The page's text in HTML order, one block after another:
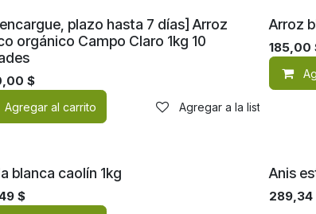
plazo hasta 7 días] Arroz
orgánico Campo Claro 1kg 10
$
Agregar al carrito Agregar a la lista de
Orgánico
Arroz
185,00
blanca caolín 1kg
$
Anis
289,34